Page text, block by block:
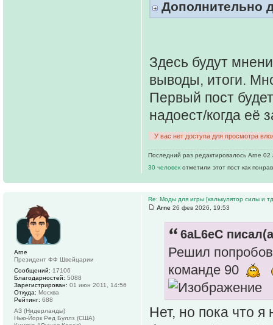
Дополнительно
Здесь будут
выводы, итоги.
Первый пост
надоест/когда её
У вас нет доступа для просмотра
Последний раз редактировалось Arne 02
30 человек отметили этот пост как
Re: Моды для игры [калькулятор силы и
Arne 26 фев 2026, 19:53
6aL6eC
Решил
команде 90
Нет, но пока что
Arne
Президент ФФ Швейцарии
Сообщений: 17106
Благодарностей: 5088
Зарегистрирован: 01 июн 2011, 14:56
Откуда: Москва
Рейтинг: 688
АЗ (Нидерланды)
Нью-Йорк Ред Буллз (США)